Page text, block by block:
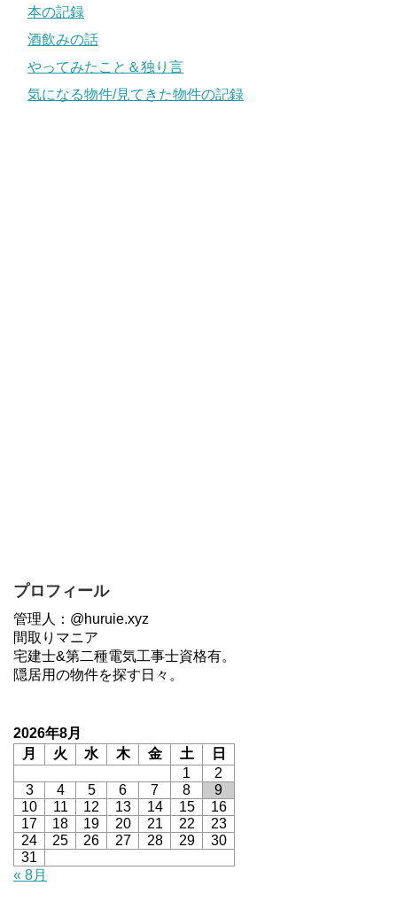
本の記録
酒飲みの話
やってみたこと＆独り言
気になる物件/見てきた物件の記録
プロフィール
管理人：@huruie.xyz
間取りマニア
宅建士&第二種電気工事士資格有。
隠居用の物件を探す日々。
2026年8月
月
火 水 木 金 土
日
1
2
3
4 5 6 7 8
9
10
11 12 13 14 15
16
17
18 19 20 21 22
23
24
25 26 27 28 29
30
31
« 8月